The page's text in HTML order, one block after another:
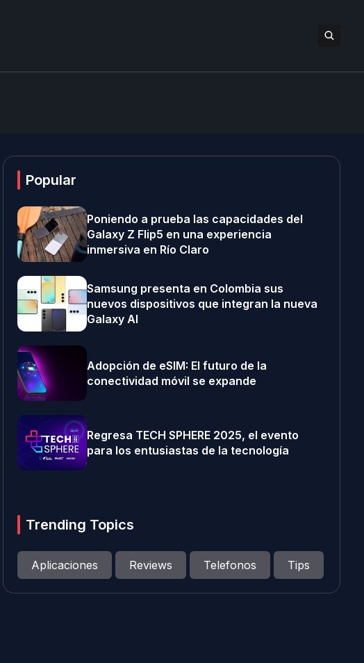
Popular
Poniendo a prueba las capacidades del
Galaxy Z Flip5 en una experiencia
inmersiva en Río Claro
Samsung presenta en Colombia sus
nuevos dispositivos que integran la nueva
Galaxy AI
Adopción de eSIM: El futuro de la
conectividad móvil se expande
Regresa TECH SPHERE 2025, el evento
para los entusiastas de la tecnología
Trending Topics
Aplicaciones Reviews Telefonos Tips